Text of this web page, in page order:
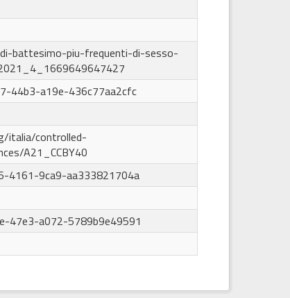
battesimo-piu-frequenti-di-sesso-
44b3-a19e-436c77aa2cfc
italia/controlled-
A21_CCBY40
4161-9ca9-aa333821704a
47e3-a072-5789b9e49591